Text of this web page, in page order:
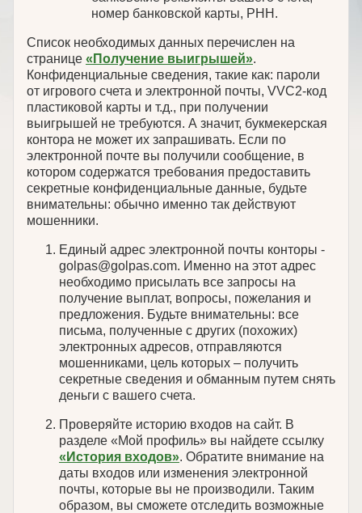
номер банковской карты, РНН.
Список необходимых данных перечислен на
странице «Получение выигрышей».
Конфиденциальные сведения, такие как: пароли
от игрового счета и электронной почты, VVC2-код
пластиковой карты и т.д., при получении
выигрышей не требуются. А значит, букмекерская
контора не может их запрашивать. Если по
электронной почте вы получили сообщение, в
котором содержатся требования предоставить
секретные конфиденциальные данные, будьте
внимательны: обычно именно так действуют
мошенники.
Единый адрес электронной почты конторы -
golpas@golpas.com. Именно на этот адрес
необходимо присылать все запросы на
получение выплат, вопросы, пожелания и
предложения. Будьте внимательны: все
письма, полученные с других (похожих)
электронных адресов, отправляются
мошенниками, цель которых – получить
секретные сведения и обманным путем снять
деньги с вашего счета.
Проверяйте историю входов на сайт. В
разделе «Мой профиль» вы найдете ссылку
«История входов». Обратите внимание на
даты входов или изменения электронной
почты, которые вы не производили. Таким
образом, вы сможете отследить возможные